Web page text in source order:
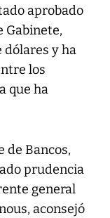
aprobado
Gabinete,
dólares y ha
los
que ha
Bancos,
prudencia
general
aconsejó